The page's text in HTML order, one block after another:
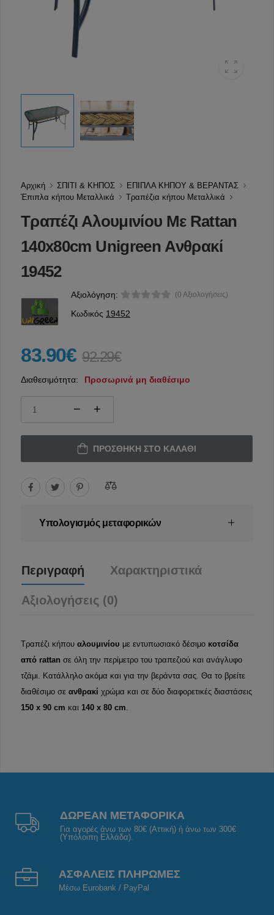
Αρχική ΣΠΙΤΙ & ΚΗΠΟΣ
ΕΠΙΠΛΑ ΚΗΠΟΥ & ΒΕΡΑΝΤΑΣ
Έπιπλα κήπου Μεταλλικά
Τραπέζια κήπου Μεταλλικά
Τραπέζι Αλουμινίου Με Rattan
140x80cm Unigreen Ανθρακί
19452
Αξιολόγηση: (0 Αξιολογήσεις)
Κωδικός 19452
83.90€ 92.29€
Διαθεσιμότητα: Προσωρινά μη διαθέσιμο
ΠΡΟΣΘΉΚΗ ΣΤΟ ΚΑΛΆΘΙ
Υπολογισμός μεταφορικών
Περιγραφή Χαρακτηριστικά
Αξιολογήσεις (0)
Τραπέζι κήπου αλουμινίου με εντυπωσιακό δέσιμο κοτσίδα
από rattan σε όλη την περίμετρο του τραπεζιού και ανάγλυφο
τζάμι. Κατάλληλο ακόμα και για την βεράντα σας. Θα το βρείτε
διαθέσιμο σε ανθρακί χρώμα και σε δύο διαφορετικές διαστάσεις
150 x 90 cm και 140 x 80 cm.
ΔΩΡΕΑΝ ΜΕΤΑΦΟΡΙΚΑ
Για αγορές άνω των 80€ (Αττική) ή άνω των 300€
(Υπόλοιπη Ελλάδα).
ΑΣΦΑΛΕΙΣ ΠΛΗΡΩΜΕΣ
Μέσω Eurobank / PayPal